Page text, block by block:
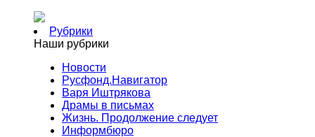
Рубрики
Наши рубрики
Новости
Русфонд.Навигатор
Варя Иштрякова
Драмы в письмах
Жизнь. Продолжение следует
Информбюро